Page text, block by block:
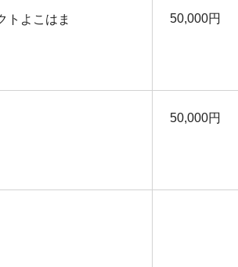
トよこはま 50,000円
50,000円